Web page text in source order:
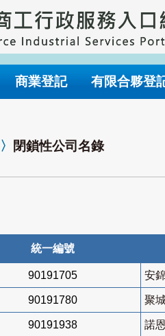
商業登記 有限合夥登
〉 閉鎖性公司名錄
統一編號
90191705 安
90191780 聚
90191938 諾